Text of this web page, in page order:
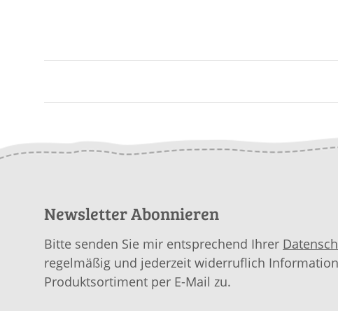
Newsletter Abonnieren
Bitte senden Sie mir entsprechend Ihrer
regelmäßig und jederzeit widerruflich
Produktsortiment per E-Mail zu.